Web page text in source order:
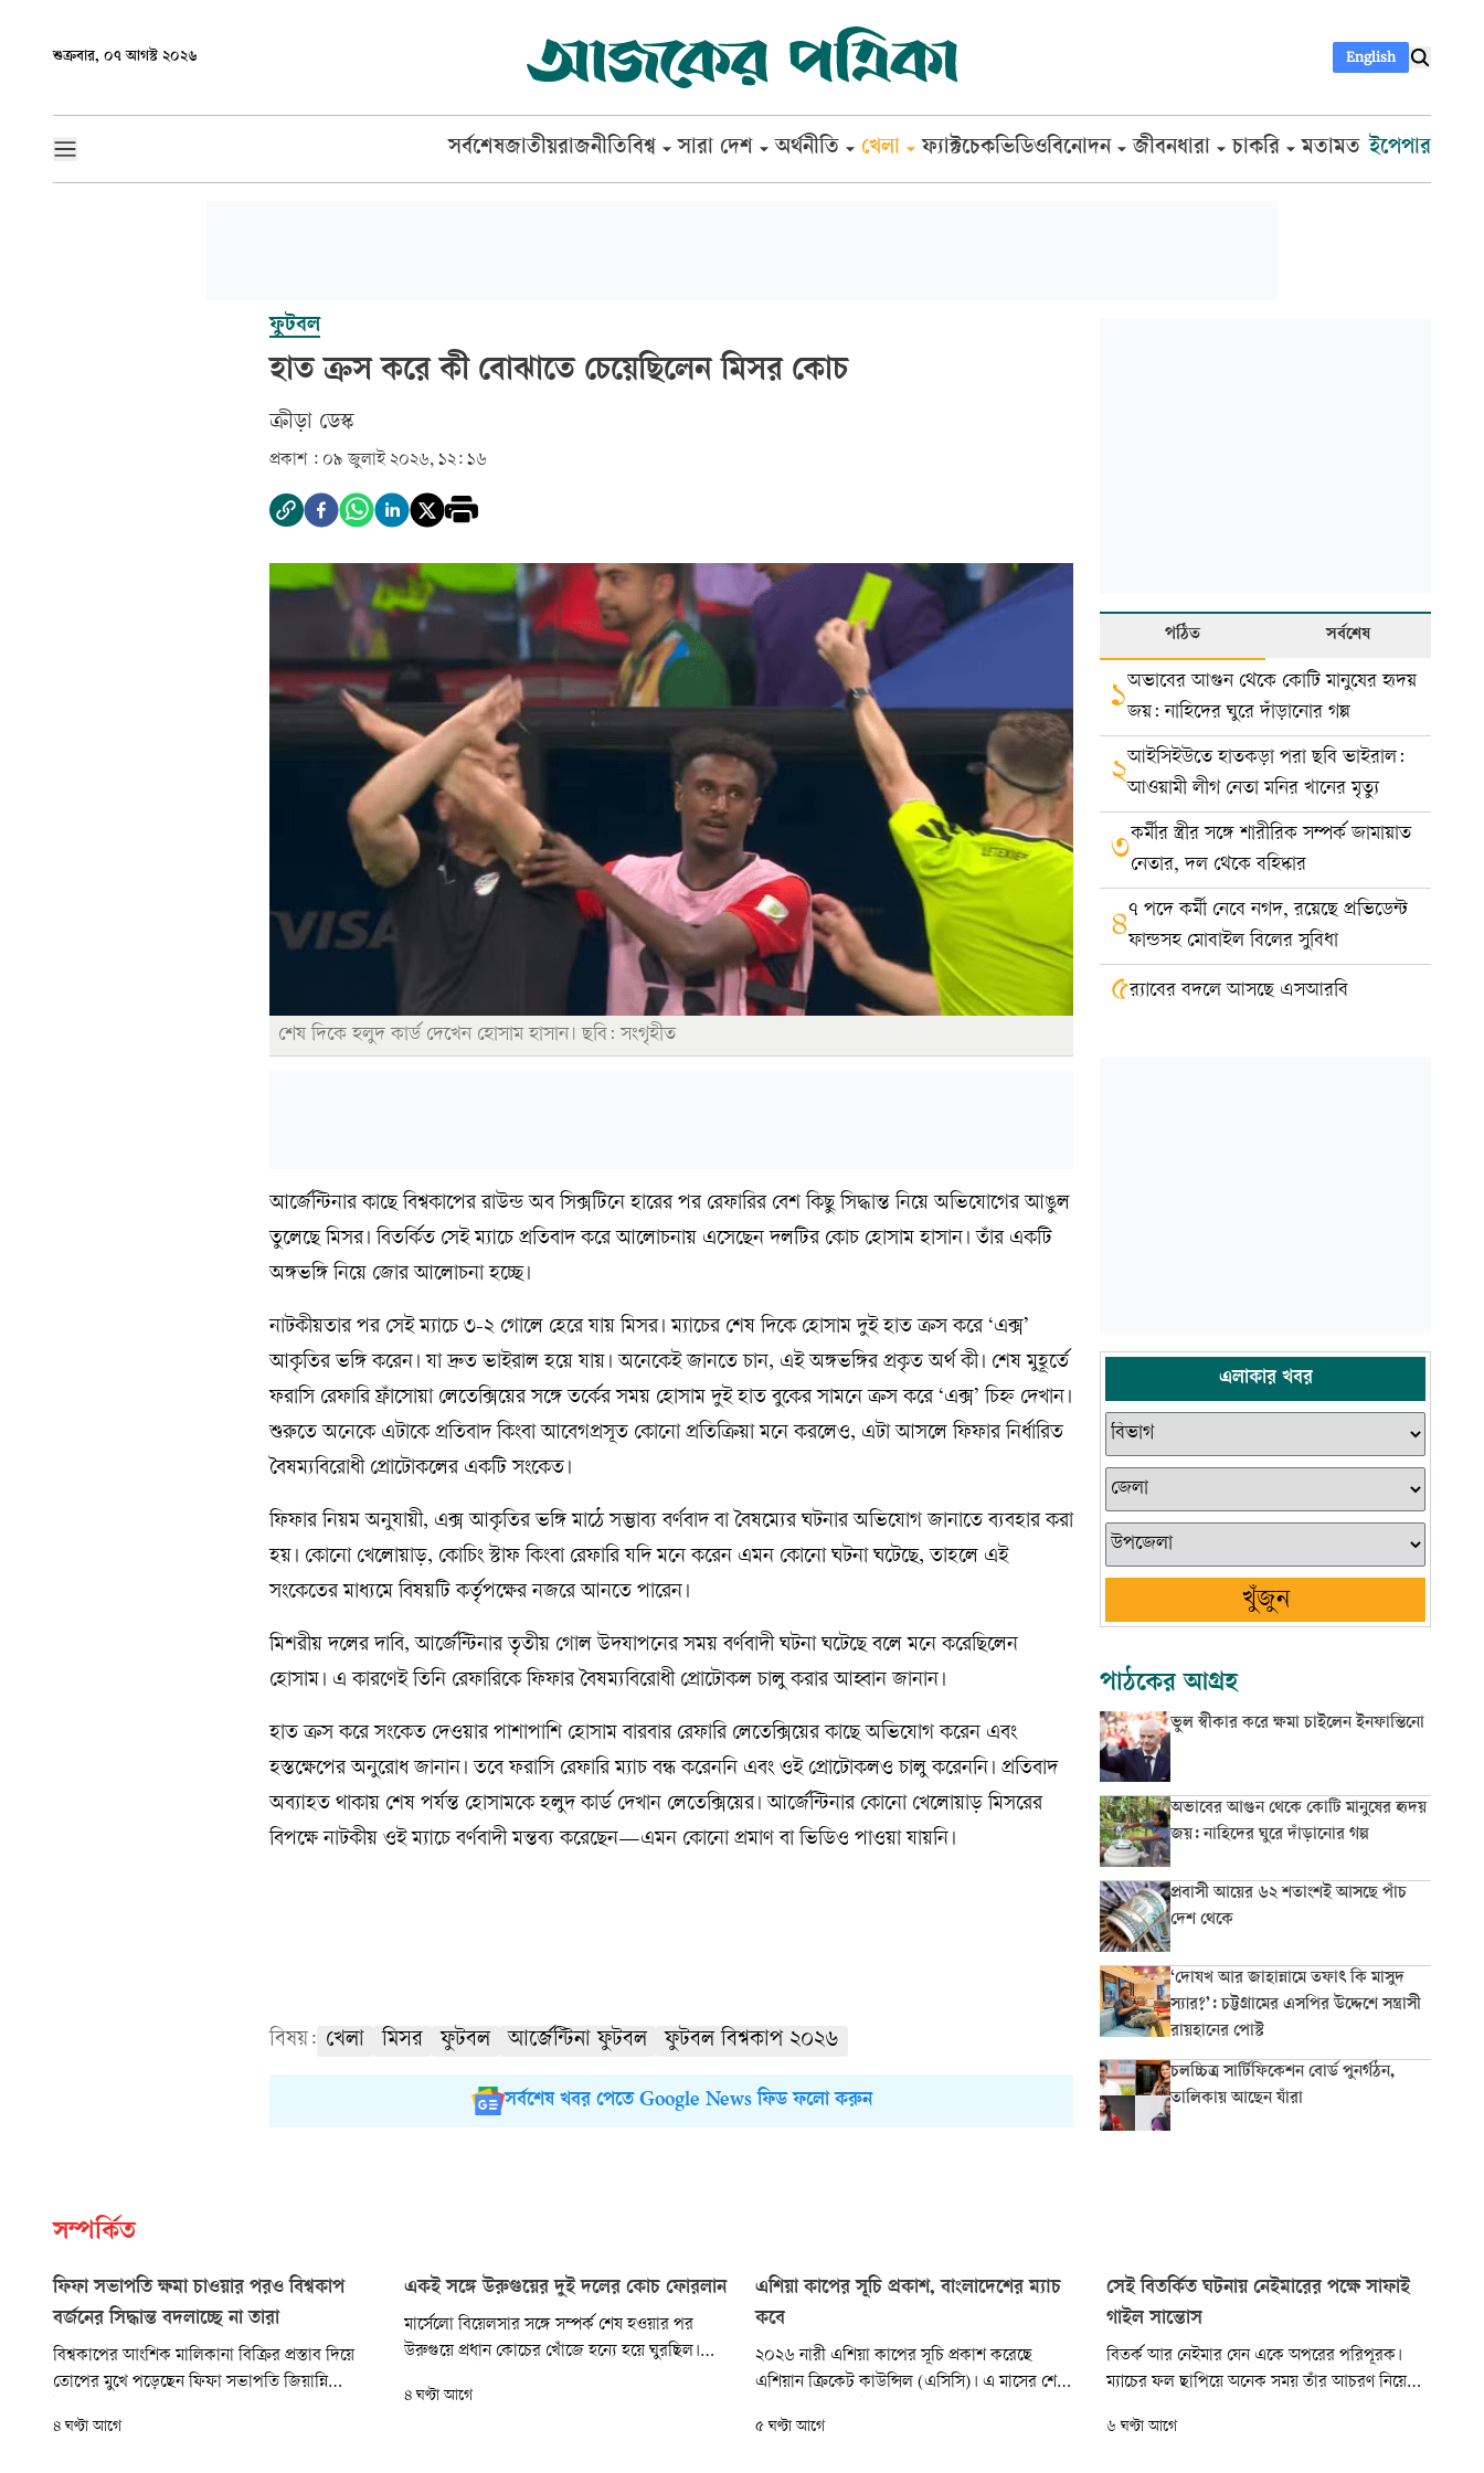
শুক্রবার, ০৭ আগস্ট ২০২৬ English
সর্বশেষজাতীয়রাজনীতিবিশ্ব সারা দেশ অর্থনীতি খেলা ফ্যাক্টচেকভিডিওবিনোদন জীবনধারা চাকরি মতামত ইপেপার
ফুটবল
হাত ক্রস করে কী বোঝাতে চেয়েছিলেন মিসর কোচ
ক্রীড়া ডেস্ক
প্রকাশ : ০৯ জুলাই ২০২৬, ১২: ১৬
শেষ দিকে হলুদ কার্ড দেখেন হোসাম হাসান। ছবি: সংগৃহীত
আর্জেন্টিনার কাছে বিশ্বকাপের রাউন্ড অব সিক্সটিনে হারের পর রেফারির বেশ কিছু সিদ্ধান্ত নিয়ে অভিযোগের আঙুল
তুলেছে মিসর। বিতর্কিত সেই ম্যাচে প্রতিবাদ করে আলোচনায় এসেছেন দলটির কোচ হোসাম হাসান। তাঁর একটি
অঙ্গভঙ্গি নিয়ে জোর আলোচনা হচ্ছে।
নাটকীয়তার পর সেই ম্যাচে ৩-২ গোলে হেরে যায় মিসর। ম্যাচের শেষ দিকে হোসাম দুই হাত ক্রস করে ‘এক্স’
আকৃতির ভঙ্গি করেন। যা দ্রুত ভাইরাল হয়ে যায়। অনেকেই জানতে চান, এই অঙ্গভঙ্গির প্রকৃত অর্থ কী। শেষ মুহূর্তে
ফরাসি রেফারি ফ্রাঁসোয়া লেতেক্সিয়ের সঙ্গে তর্কের সময় হোসাম দুই হাত বুকের সামনে ক্রস করে ‘এক্স’ চিহ্ন দেখান।
শুরুতে অনেকে এটাকে প্রতিবাদ কিংবা আবেগপ্রসূত কোনো প্রতিক্রিয়া মনে করলেও, এটা আসলে ফিফার নির্ধারিত
বৈষম্যবিরোধী প্রোটোকলের একটি সংকেত।
ফিফার নিয়ম অনুযায়ী, এক্স আকৃতির ভঙ্গি মাঠে সম্ভাব্য বর্ণবাদ বা বৈষম্যের ঘটনার অভিযোগ জানাতে ব্যবহার করা
হয়। কোনো খেলোয়াড়, কোচিং স্টাফ কিংবা রেফারি যদি মনে করেন এমন কোনো ঘটনা ঘটেছে, তাহলে এই
সংকেতের মাধ্যমে বিষয়টি কর্তৃপক্ষের নজরে আনতে পারেন।
মিশরীয় দলের দাবি, আর্জেন্টিনার তৃতীয় গোল উদযাপনের সময় বর্ণবাদী ঘটনা ঘটেছে বলে মনে করেছিলেন
হোসাম। এ কারণেই তিনি রেফারিকে ফিফার বৈষম্যবিরোধী প্রোটোকল চালু করার আহ্বান জানান।
হাত ক্রস করে সংকেত দেওয়ার পাশাপাশি হোসাম বারবার রেফারি লেতেক্সিয়ের কাছে অভিযোগ করেন এবং
হস্তক্ষেপের অনুরোধ জানান। তবে ফরাসি রেফারি ম্যাচ বন্ধ করেননি এবং ওই প্রোটোকলও চালু করেননি। প্রতিবাদ
অব্যাহত থাকায় শেষ পর্যন্ত হোসামকে হলুদ কার্ড দেখান লেতেক্সিয়ের। আর্জেন্টিনার কোনো খেলোয়াড় মিসরের
বিপক্ষে নাটকীয় ওই ম্যাচে বর্ণবাদী মন্তব্য করেছেন—এমন কোনো প্রমাণ বা ভিডিও পাওয়া যায়নি।
বিষয়: খেলা মিসর ফুটবল আর্জেন্টিনা ফুটবল ফুটবল বিশ্বকাপ ২০২৬
সর্বশেষ খবর পেতে Google News ফিড ফলো করুন
পঠিত সর্বশেষ
১অভাবের আগুন থেকে কোটি মানুষের হৃদয়
জয়: নাহিদের ঘুরে দাঁড়ানোর গল্প
২আইসিইউতে হাতকড়া পরা ছবি ভাইরাল:
আওয়ামী লীগ নেতা মনির খানের মৃত্যু
৩কর্মীর স্ত্রীর সঙ্গে শারীরিক সম্পর্ক জামায়াত
নেতার, দল থেকে বহিষ্কার
৪৭ পদে কর্মী নেবে নগদ, রয়েছে প্রভিডেন্ট
ফান্ডসহ মোবাইল বিলের সুবিধা
৫র‍্যাবের বদলে আসছে এসআরবি
এলাকার খবর
খুঁজুন
পাঠকের আগ্রহ
ভুল স্বীকার করে ক্ষমা চাইলেন ইনফান্তিনো
অভাবের আগুন থেকে কোটি মানুষের হৃদয়
জয়: নাহিদের ঘুরে দাঁড়ানোর গল্প
প্রবাসী আয়ের ৬২ শতাংশই আসছে পাঁচ
দেশ থেকে
‘দোযখ আর জাহান্নামে তফাৎ কি মাসুদ
স্যার?’: চট্টগ্রামের এসপির উদ্দেশে সন্ত্রাসী
রায়হানের পোস্ট
চলচ্চিত্র সার্টিফিকেশন বোর্ড পুনর্গঠন,
তালিকায় আছেন যাঁরা
সম্পর্কিত
ফিফা সভাপতি ক্ষমা চাওয়ার পরও বিশ্বকাপ
বর্জনের সিদ্ধান্ত বদলাচ্ছে না তারা
বিশ্বকাপের আংশিক মালিকানা বিক্রির প্রস্তাব দিয়ে
তোপের মুখে পড়েছেন ফিফা সভাপতি জিয়ান্নি
মতো অবস্থা। এমনকি উয়েফার ৫৫ সদস্য দেশ ফিফার
৪ ঘণ্টা আগে
একই সঙ্গে উরুগুয়ের দুই দলের কোচ ফোরলান
মার্সেলো বিয়েলসার সঙ্গে সম্পর্ক শেষ হওয়ার পর
উরুগুয়ে প্রধান কোচের খোঁজে হন্যে হয়ে ঘুরছিল।
আজ উরুগুয়ে ফুটবল অ্যাসোসিয়েশন (এইউএফ)
৪ ঘণ্টা আগে
এশিয়া কাপের সূচি প্রকাশ, বাংলাদেশের ম্যাচ
কবে
২০২৬ নারী এশিয়া কাপের সূচি প্রকাশ করেছে
এশিয়ান ক্রিকেট কাউন্সিল (এসিসি)। এ মাসের শেষে
এই টুর্নামেন্ট। সংযুক্ত আরব আমিরাতের দুবাইয়ে হতে
৫ ঘণ্টা আগে
সেই বিতর্কিত ঘটনায় নেইমারের পক্ষে সাফাই
গাইল সান্তোস
বিতর্ক আর নেইমার যেন একে অপরের পরিপূরক।
ম্যাচের ফল ছাপিয়ে অনেক সময় তাঁর আচরণ নিয়ে
প্রতিপক্ষ দলকে তাতিয়ে সমালোচিত হলেন নেইমার।
৬ ঘণ্টা আগে